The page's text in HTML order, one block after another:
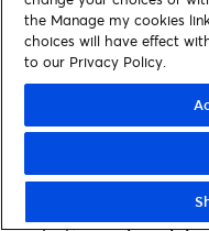
stand-up francophone
emblématiques
Paris.
Sur scène, David
quête de repères,
de la vie de
sketchs et
the Manage my cookies
choices will have effect
to our Privacy Policy.